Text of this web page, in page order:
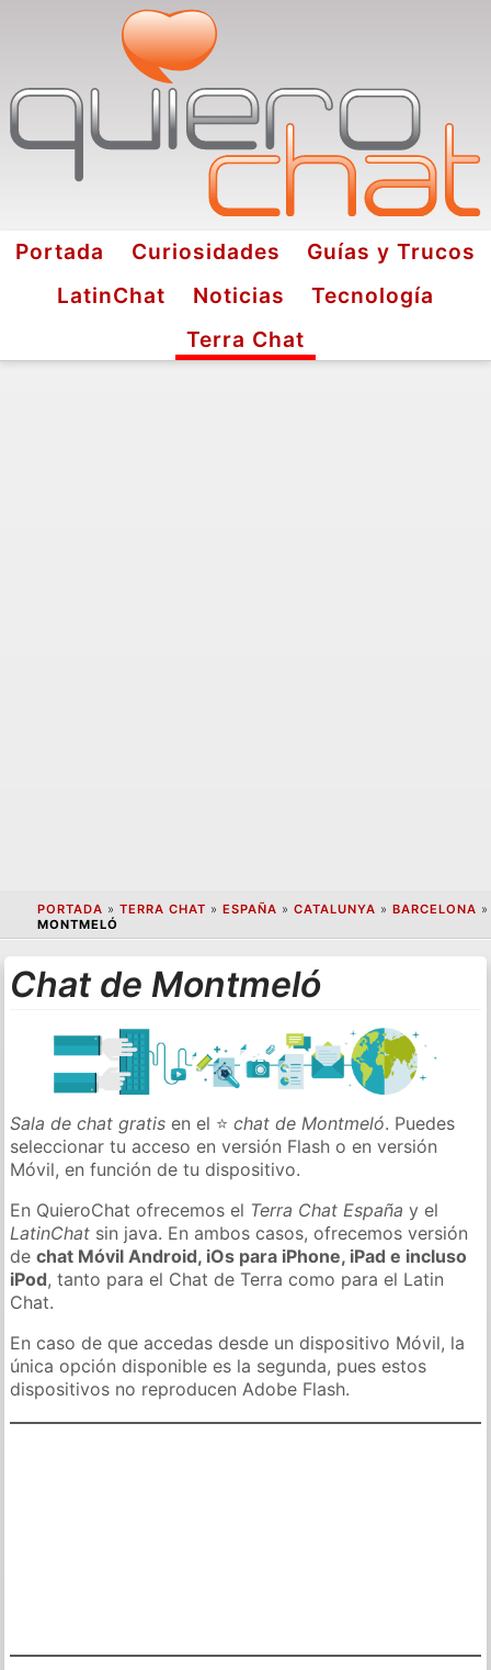
Portada Curiosidades
Guías y Trucos
LatinChat
Noticias
Tecnología
Terra Chat
PORTADA » TERRA CHAT » ESPAÑA » CATALUNYA » BARCELONA »
MONTMELÓ
Chat de Montmeló
Sala de chat gratis en el ⭐chat de Montmeló. Puedes
seleccionar tu acceso en versión Flash o en versión
Móvil, en función de tu dispositivo.
En QuieroChat ofrecemos el Terra Chat España y el
LatinChat sin java. En ambos casos, ofrecemos versión
dechat Móvil Android, iOs para iPhone, iPad e incluso
iPod, tanto para el Chat de Terra como para el Latin
Chat.
En caso de que accedas desde un dispositivo Móvil, la
única opción disponible es la segunda, pues estos
dispositivos no reproducen Adobe Flash.